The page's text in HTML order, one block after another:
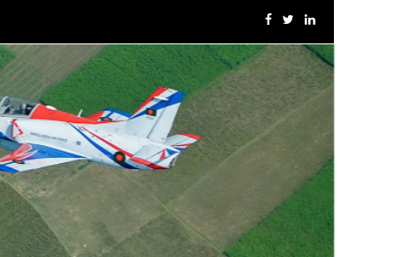
১৮-তম নৌবাহিনী প্রধান হিসেবে নিয়োগ পেলেন রিয়ার এডমিরাল...